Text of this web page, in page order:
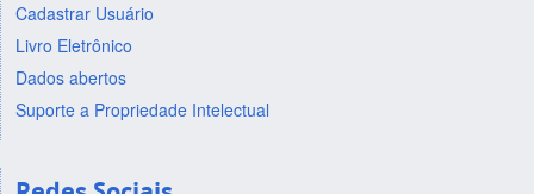
Cadastrar Usuário
Livro Eletrônico
Dados abertos
Suporte a Propriedade Intelectual